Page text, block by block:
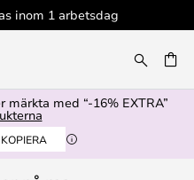
märkta med “-16% EXTRA”
KOPIERA